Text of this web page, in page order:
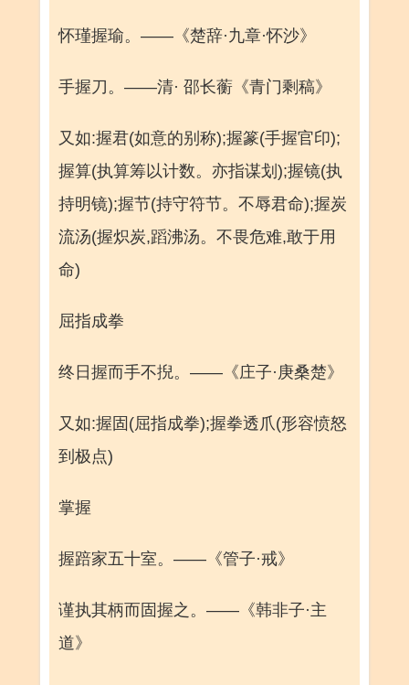
怀瑾握瑜。——《楚辞·九章·怀沙》
手握刀。——清· 邵长蘅《青门剩稿》
又如:握君(如意的别称);握篆(手握官印);
握算(执算筹以计数。亦指谋划);握镜(执
持明镜);握节(持守符节。不辱君命);握炭
流汤(握炽炭,蹈沸汤。不畏危难,敢于用
命)
屈指成拳
终日握而手不掜。——《庄子·庚桑楚》
又如:握固(屈指成拳);握拳透爪(形容愤怒
到极点)
掌握
握踣家五十室。——《管子·戒》
谨执其柄而固握之。——《韩非子·主
道》